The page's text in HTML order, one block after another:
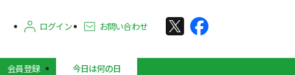
ログイン お問い合わせ
会員登録 今日は何の日